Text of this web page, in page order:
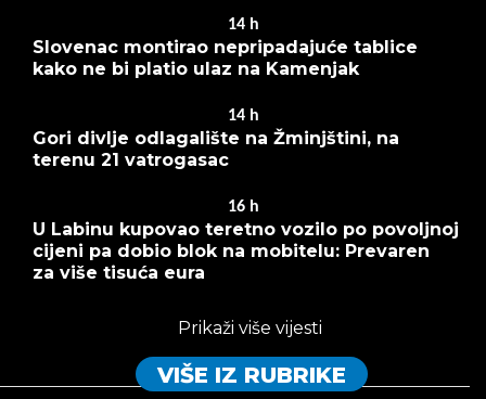
14 h
Slovenac montirao nepripadajuće tablice
kako ne bi platio ulaz na Kamenjak
14 h
Gori divlje odlagalište na Žminjštini, na
terenu 21 vatrogasac
16 h
U Labinu kupovao teretno vozilo po povoljnoj
cijeni pa dobio blok na mobitelu: Prevaren
za više tisuća eura
Prikaži više vijesti
VIŠE IZ RUBRIKE